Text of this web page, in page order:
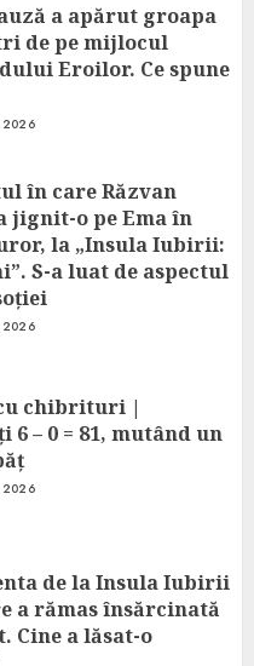
a apărut groapa
de pe mijlocul
Eroilor. Ce spune
2026
în care Răzvan
jignit-o pe Ema în
la „Insula Iubirii:
S-a luat de aspectul
2026
chibrituri |
6 – 0 = 81, mutând un
2026
de la Insula Iubirii
a rămas însărcinată
Cine a lăsat-o